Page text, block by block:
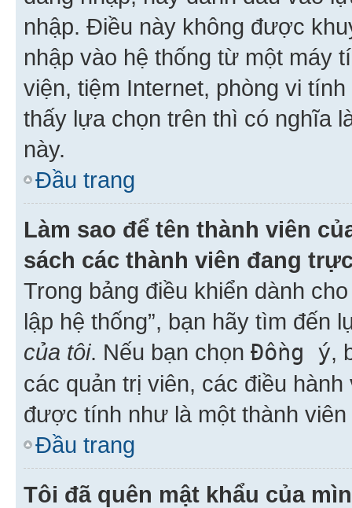
nhập. Điều này không được
nhập vào hệ thống từ một máy
viện, tiệm Internet, phòng vi
thấy lựa chọn trên thì có nghĩa
này.
Đầu trang
Làm sao để tên thành viên
sách các thành viên đang
Trong bảng điều khiển dành
lập hệ thống”, bạn hãy tìm đến
của tôi. Nếu bạn chọn Đồng ý,
các quản trị viên, các điều
được tính như là một thành viên
Đầu trang
Tôi đã quên mật khẩu của